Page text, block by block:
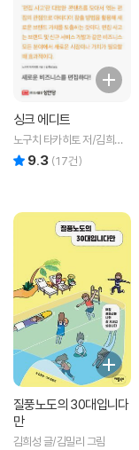
싱크 에디트
노구치 타카히토 저/김희성
역 9.3 (17건)
질풍노도의 30대입니다
만
김희성 글/김밀리 그림